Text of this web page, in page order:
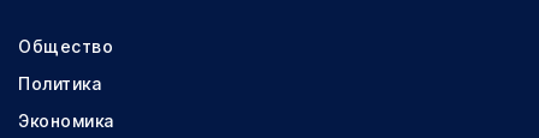
Общество
Политика
Экономика